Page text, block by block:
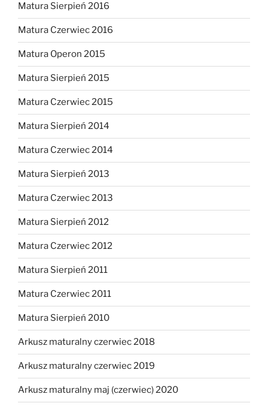
Matura Sierpień 2016
Matura Czerwiec 2016
Matura Operon 2015
Matura Sierpień 2015
Matura Czerwiec 2015
Matura Sierpień 2014
Matura Czerwiec 2014
Matura Sierpień 2013
Matura Czerwiec 2013
Matura Sierpień 2012
Matura Czerwiec 2012
Matura Sierpień 2011
Matura Czerwiec 2011
Matura Sierpień 2010
Arkusz maturalny czerwiec 2018
Arkusz maturalny czerwiec 2019
Arkusz maturalny maj (czerwiec) 2020